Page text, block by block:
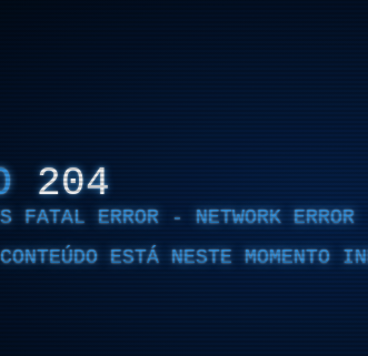
204
FATAL ERROR - NETWORK ERROR
ESTÁ NESTE MOMENTO